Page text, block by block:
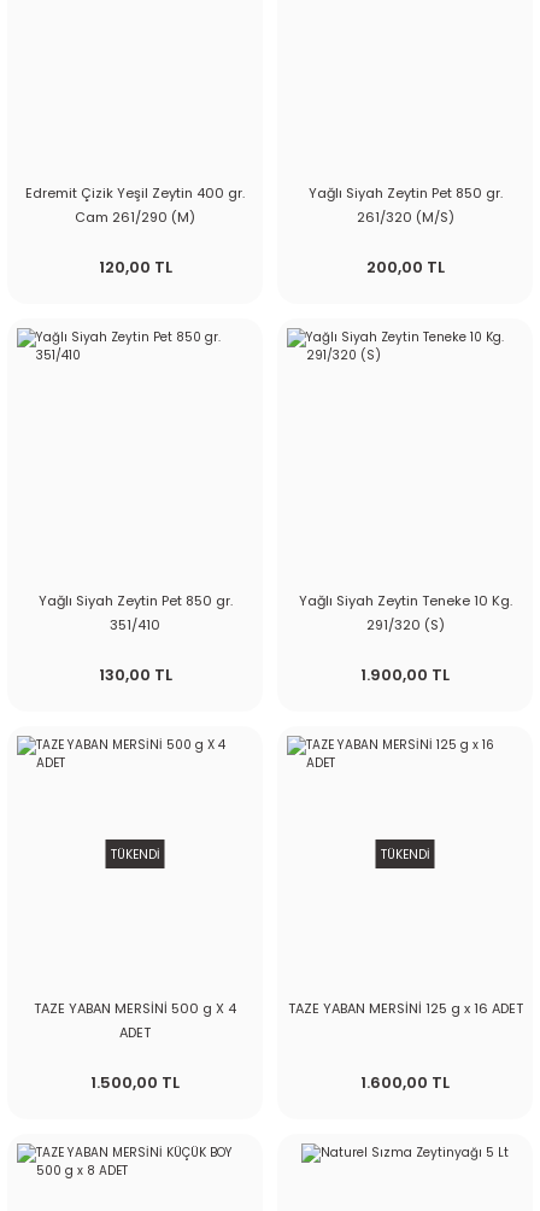
Edremit Çizik Yeşil Zeytin 400 gr.
Cam 261/290 (M)
120,00 TL
Yağlı Siyah Zeytin Pet 850 gr.
261/320 (M/S)
200,00 TL
Yağlı Siyah Zeytin Pet 850 gr.
351/410
130,00 TL
Yağlı Siyah Zeytin Teneke 10 Kg.
291/320 (S)
1.900,00 TL
TÜKENDİ
TAZE YABAN MERSİNİ 500 g X 4
ADET
1.500,00 TL
TÜKENDİ
TAZE YABAN MERSİNİ 125 g x 16 ADET
1.600,00 TL